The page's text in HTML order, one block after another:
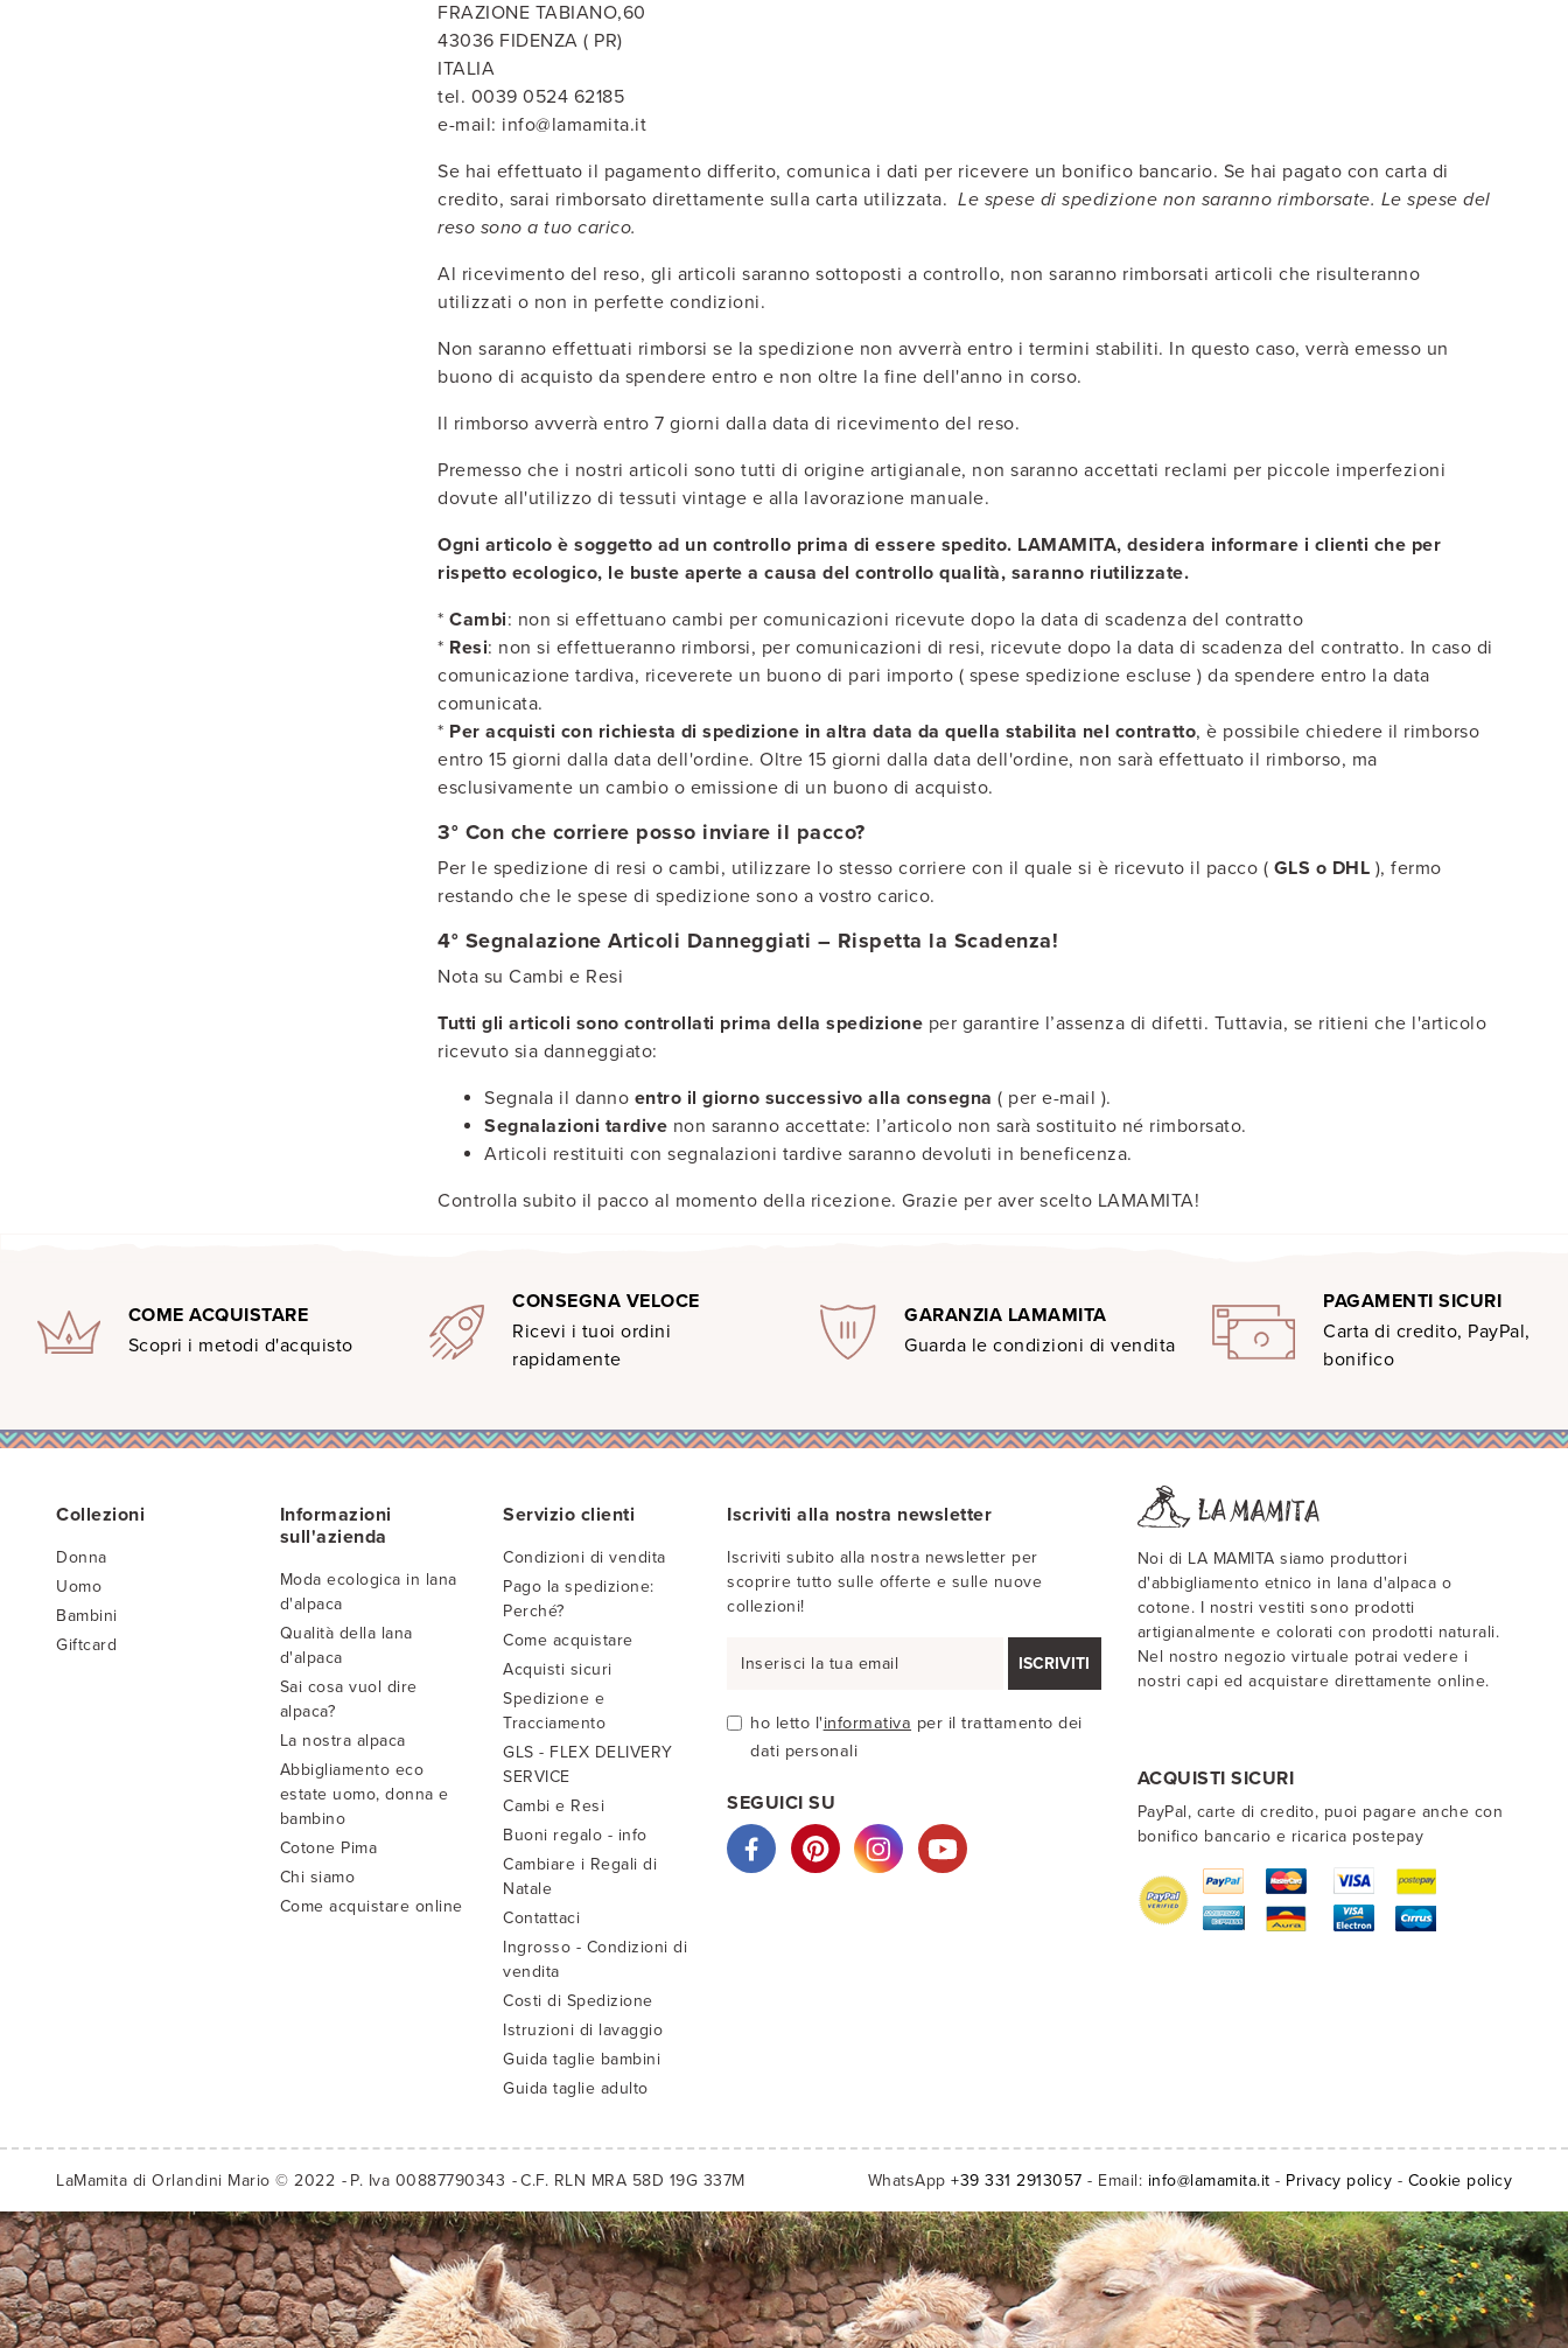
FRAZIONE TABIANO,60
43036 FIDENZA ( PR)
ITALIA
tel. 0039 0524 62185
e-mail: info@lamamita.it
Se hai effettuato il pagamento differito, comunica i dati per ricevere un bonifico bancario. Se hai pagato con carta di
credito, sarai rimborsato direttamente sulla carta utilizzata. Le spese di spedizione non saranno rimborsate. Le spese del
reso sono a tuo carico.
Al ricevimento del reso, gli articoli saranno sottoposti a controllo, non saranno rimborsati articoli che risulteranno
utilizzati o non in perfette condizioni.
Non saranno effettuati rimborsi se la spedizione non avverrà entro i termini stabiliti. In questo caso, verrà emesso un
buono di acquisto da spendere entro e non oltre la fine dell'anno in corso.
Il rimborso avverrà entro 7 giorni dalla data di ricevimento del reso.
Premesso che i nostri articoli sono tutti di origine artigianale, non saranno accettati reclami per piccole imperfezioni
dovute all'utilizzo di tessuti vintage e alla lavorazione manuale.
Ogni articolo è soggetto ad un controllo prima di essere spedito. LAMAMITA, desidera informare i clienti che per
rispetto ecologico, le buste aperte a causa del controllo qualità, saranno riutilizzate.
* Cambi: non si effettuano cambi per comunicazioni ricevute dopo la data di scadenza del contratto
* Resi: non si effettueranno rimborsi, per comunicazioni di resi, ricevute dopo la data di scadenza del contratto. In caso di
comunicazione tardiva, riceverete un buono di pari importo ( spese spedizione escluse ) da spendere entro la data
comunicata.
* Per acquisti con richiesta di spedizione in altra data da quella stabilita nel contratto, è possibile chiedere il rimborso
entro 15 giorni dalla data dell'ordine. Oltre 15 giorni dalla data dell'ordine, non sarà effettuato il rimborso, ma
esclusivamente un cambio o emissione di un buono di acquisto.
3° Con che corriere posso inviare il pacco?
Per le spedizione di resi o cambi, utilizzare lo stesso corriere con il quale si è ricevuto il pacco ( GLS o DHL ), fermo
restando che le spese di spedizione sono a vostro carico.
4° Segnalazione Articoli Danneggiati – Rispetta la Scadenza!
Nota su Cambi e Resi
Tutti gli articoli sono controllati prima della spedizione per garantire l’assenza di difetti. Tuttavia, se ritieni che l'articolo
ricevuto sia danneggiato:
Segnala il danno entro il giorno successivo alla consegna ( per e-mail ).
Segnalazioni tardive non saranno accettate: l’articolo non sarà sostituito né rimborsato.
Articoli restituiti con segnalazioni tardive saranno devoluti in beneficenza.
Controlla subito il pacco al momento della ricezione. Grazie per aver scelto LAMAMITA!
COME ACQUISTARE
Scopri i metodi d'acquisto
CONSEGNA VELOCE
Ricevi i tuoi ordini
rapidamente
GARANZIA LAMAMITA
Guarda le condizioni di vendita
PAGAMENTI SICURI
Carta di credito, PayPal,
bonifico
Collezioni
Donna
Uomo
Bambini
Giftcard
Informazioni
sull'azienda
Moda ecologica in lana
d'alpaca
Qualità della lana
d'alpaca
Sai cosa vuol dire
alpaca?
La nostra alpaca
Abbigliamento eco
estate uomo, donna e
bambino
Cotone Pima
Chi siamo
Come acquistare online
Servizio clienti
Condizioni di vendita
Pago la spedizione:
Perché?
Come acquistare
Acquisti sicuri
Spedizione e
Tracciamento
GLS - FLEX DELIVERY
SERVICE
Cambi e Resi
Buoni regalo - info
Cambiare i Regali di
Natale
Contattaci
Ingrosso - Condizioni di
vendita
Costi di Spedizione
Istruzioni di lavaggio
Guida taglie bambini
Guida taglie adulto
Iscriviti alla nostra newsletter
Iscriviti subito alla nostra newsletter per
scoprire tutto sulle offerte e sulle nuove
collezioni!
ISCRIVITI
ho letto l'informativa per il trattamento dei
dati personali
SEGUICI SU
Noi di LA MAMITA siamo produttori
d'abbigliamento etnico in lana d'alpaca o
cotone. I nostri vestiti sono prodotti
artigianalmente e colorati con prodotti naturali.
Nel nostro negozio virtuale potrai vedere i
nostri capi ed acquistare direttamente online.
ACQUISTI SICURI
PayPal, carte di credito, puoi pagare anche con
bonifico bancario e ricarica postepay
LaMamita di Orlandini Mario © 2022 P. Iva 00887790343 C.F. RLN MRA 58D 19G 337M WhatsApp +39 331 2913057 - Email: info@lamamita.it - Privacy policy - Cookie policy